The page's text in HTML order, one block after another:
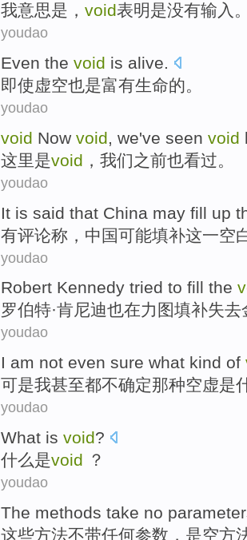
我意思是 ， void表明是没有输入
youdao
Even the void is alive.
即使虚空也是富有生命的。
youdao
void Now void, we've seen void
这里是void ， 我们之前也看过。
youdao
It is said that China may fill up
有评论称 ， 中国可能填补这一空
youdao
Robert Kennedy tried to fill the
罗伯特·肯尼迪也在力图填补失去
youdao
I am not even sure what kind of
可是我甚至都不确定那种空虚是
youdao
What is void?
什么是void ？
youdao
The methods take no
这些方法不带任何参数 ， 是空方